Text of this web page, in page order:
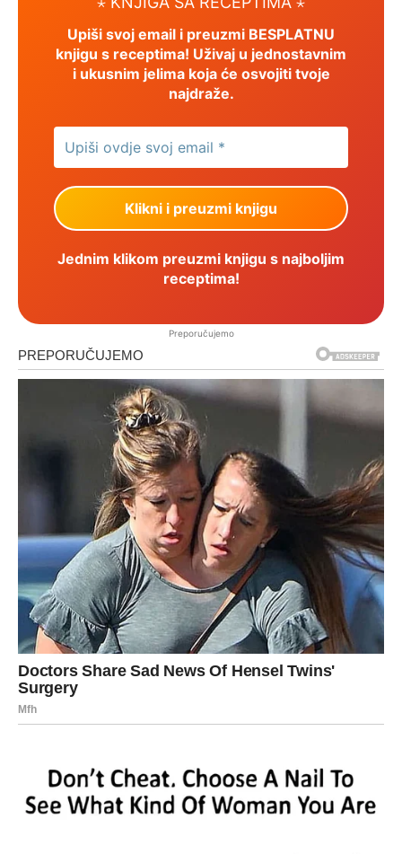
Upiši svoj email i preuzmi BESPLATNU
knjigu s receptima! Uživaj u jednostavnim
i ukusnim jelima koja će osvojiti tvoje
najdraže.
Jednim klikom preuzmi knjigu s najboljim
receptima!
Preporučujemo